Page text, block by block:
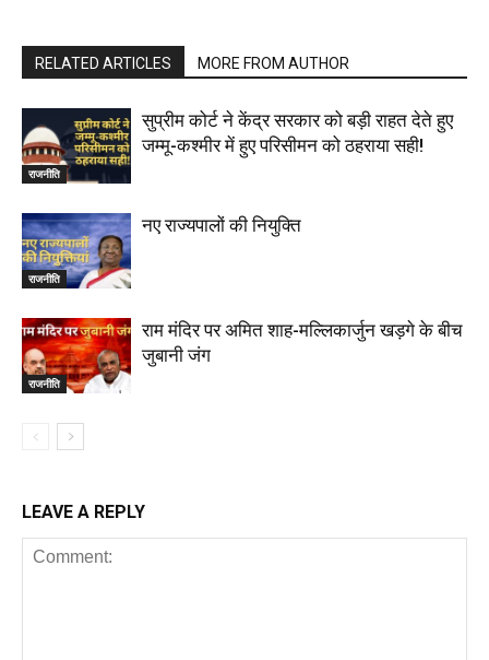
RELATED ARTICLES MORE FROM AUTHOR
राजनीति
सुप्रीम कोर्ट ने केंद्र सरकार को बड़ी राहत देते हुए
जम्मू-कश्मीर में हुए परिसीमन को ठहराया सही!
राजनीति
नए राज्यपालों की नियुक्ति
राजनीति
राम मंदिर पर अमित शाह-मल्लिकार्जुन खड़गे के बीच
जुबानी जंग
LEAVE A REPLY